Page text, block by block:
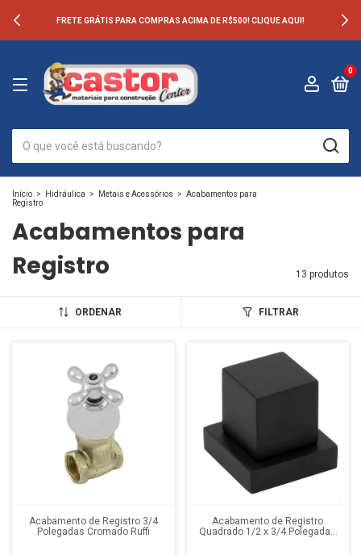
FRETE GRÁTIS PARA COMPRAS ACIMA DE R$500! CLIQUE AQUI!
0
Início > Hidráulica > Metais e Acessórios > Acabamentos para
Registro
Acabamentos para
Registro
13 produtos
ORDENAR FILTRAR
Acabamento de Registro 3/4
Polegadas Cromado Ruffi
Acabamento de Registro
Quadrado 1/2 x 3/4 Polegadas